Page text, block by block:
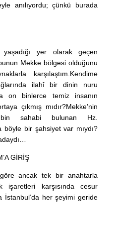
anılıyordu; çünkü burada
yaşadığı yer olarak geçen
Mekke bölgesi olduğunu
karşılaştım.Kendime
ilahî bir dinin nuru
on binlerce temiz insanın
çıkmış mıdır?Mekke’nin
sahabi bulunan Hz.
böyle bir şahsiyet var mıydı?
GİRİŞ
ancak tek bir anahtarla
işaretleri karşısında cesur
İstanbul’da her şeyimi geride